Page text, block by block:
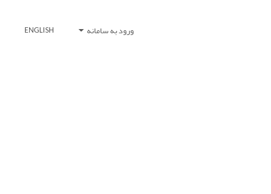
ورود به سامانه ENGLISH